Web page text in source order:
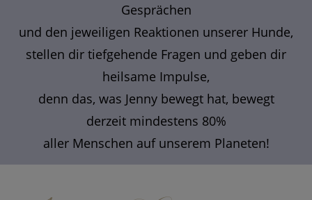
Gesprächen
und den jeweiligen Reaktionen unserer Hunde,
stellen dir tiefgehende Fragen und geben dir
heilsame Impulse,
denn das, was Jenny bewegt hat, bewegt
derzeit mindestens 80%
aller Menschen auf unserem Planeten!